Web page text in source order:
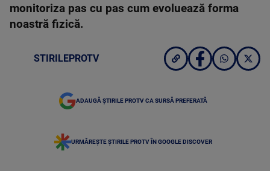
monitoriza pas cu pas cum evoluează forma
noastră fizică.
STIRILEPROTV
ADAUGĂ ȘTIRILE PROTV CA SURSĂ PREFERATĂ
URMĂREȘTE ȘTIRILE PROTV ÎN GOOGLE DISCOVER